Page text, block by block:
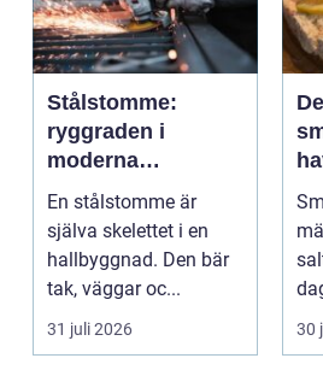
Stålstomme:
ryggraden i
moderna
hallbyggnader
En stålstomme är
själva skelettet i en
hallbyggnad. Den bär
tak, väggar oc...
31 juli 2026 30